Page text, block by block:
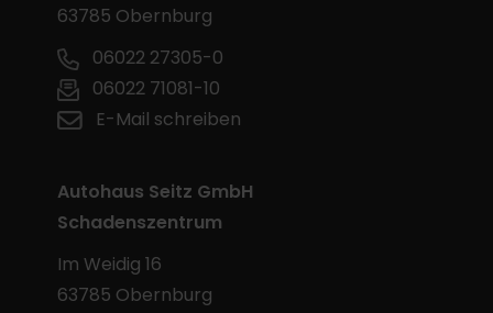
63785 Obernburg
06022 27305-0
06022 71081-10
E-Mail schreiben
Autohaus Seitz GmbH
Schadenszentrum
Im Weidig 16
63785 Obernburg